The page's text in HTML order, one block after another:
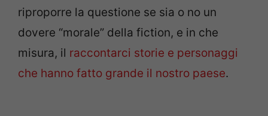
riproporre la questione se sia o no un
dovere “morale” della fiction, e in che
misura, il raccontarci storie e personaggi
che hanno fatto grande il nostro paese.